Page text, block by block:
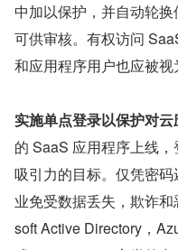
中加以保护，并自动轮
可供审核。有权访问
和应用程序用户也应被视
实施单点登录以保护对
的 SaaS 应用程序上线
吸引力的目标。仅凭密
业免受数据丢失，欺诈和
soft Active Directory，